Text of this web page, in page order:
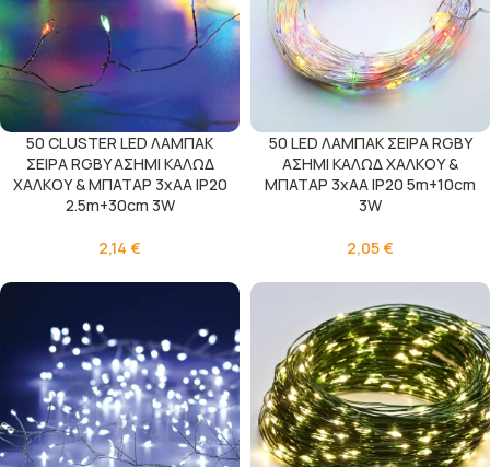
50 CLUSTER LED ΛΑΜΠΑΚ
ΣΕΙΡΑ RGBY ΑΣΗΜΙ ΚΑΛΩΔ
ΧΑΛΚΟΥ & ΜΠΑΤΑΡ 3xAA IP20
2.5m+30cm 3W
2,14 €
50 LED ΛΑΜΠΑΚ ΣΕΙΡΑ RGBY
ΑΣΗΜΙ ΚΑΛΩΔ ΧΑΛΚΟΥ &
ΜΠΑΤΑΡ 3xAA IP20 5m+10cm
3W
2,05€